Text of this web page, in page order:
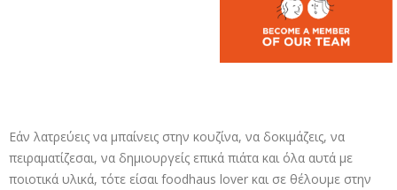
Εάν λατρεύεις να μπαίνεις στην κουζίνα, να δοκιμάζεις, να
πειραματίζεσαι, να δημιουργείς επικά πιάτα και όλα αυτά με
ποιοτικά υλικά, τότε είσαι foodhaus lover και σε θέλουμε στην